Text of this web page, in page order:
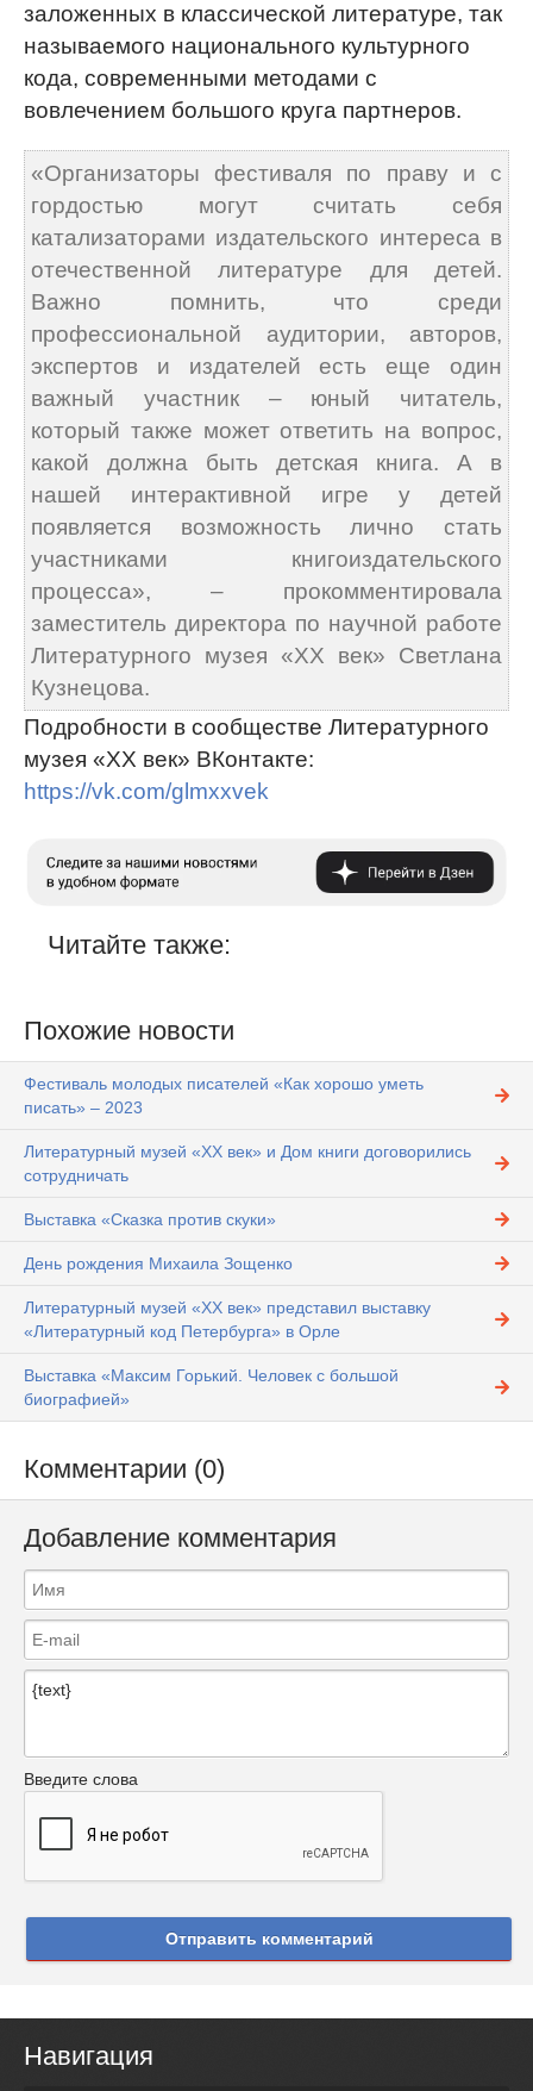
заложенных в классической литературе, так
называемого национального культурного
кода, современными методами с
вовлечением большого круга партнеров.
«Организаторы фестиваля по праву и с
гордостью могут считать себя
катализаторами издательского интереса в
отечественной литературе для детей.
Важно помнить, что среди
профессиональной аудитории, авторов,
экспертов и издателей есть еще один
важный участник – юный читатель,
который также может ответить на вопрос,
какой должна быть детская книга. А в
нашей интерактивной игре у детей
появляется возможность лично стать
участниками книгоиздательского
процесса», – прокомментировала
заместитель директора по научной работе
Литературного музея «ХХ век» Светлана
Кузнецова.
Подробности в сообществе Литературного
музея «ХХ век» ВКонтакте:
https://vk.com/glmxxvek
Читайте также:
Похожие новости
Фестиваль молодых писателей «Как хорошо уметь
писать» – 2023
Литературный музей «ХХ век» и Дом книги договорились
сотрудничать
Выставка «Сказка против скуки»
День рождения Михаила Зощенко
Литературный музей «ХХ век» представил выставку
«Литературный код Петербурга» в Орле
Выставка «Максим Горький. Человек с большой
биографией»
Комментарии (0)
Добавление комментария
Введите слова
Отправить комментарий
Навигация